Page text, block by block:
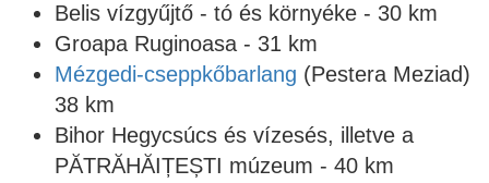
Belis vízgyűjtő - tó és környéke - 30 km
Groapa Ruginoasa - 31 km
Mézgedi-cseppkőbarlang (Pestera Meziad)
38 km
Bihor Hegycsúcs és vízesés, illetve a
PĂTRĂHĂIȚEȘTI múzeum - 40 km